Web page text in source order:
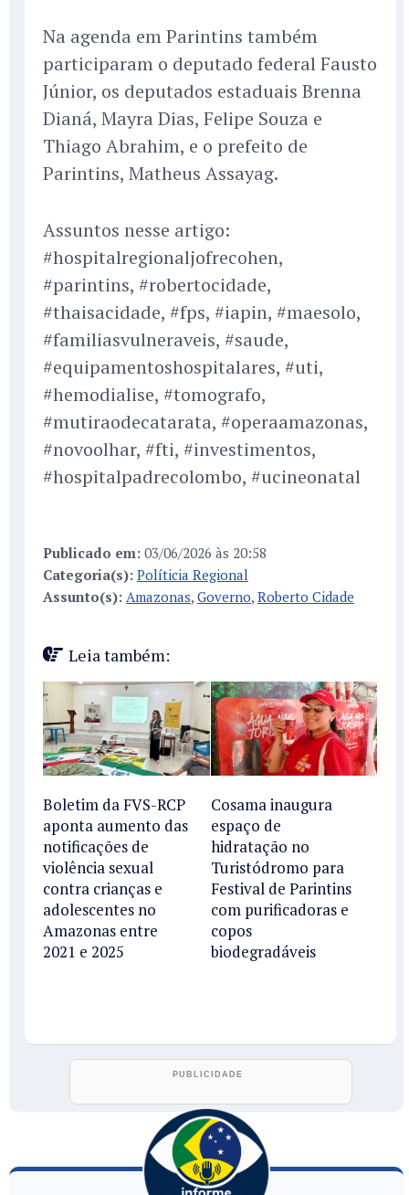
Na agenda em Parintins também
participaram o deputado federal Fausto
Júnior, os deputados estaduais Brenna
Dianá, Mayra Dias, Felipe Souza e
Thiago Abrahim, e o prefeito de
Parintins, Matheus Assayag.
Assuntos nesse artigo:
#hospitalregionaljofrecohen,
#parintins, #robertocidade,
#thaisacidade, #fps, #iapin, #maesolo,
#familiasvulneraveis, #saude,
#equipamentoshospitalares, #uti,
#hemodialise, #tomografo,
#mutiraodecatarata, #operaamazonas,
#novoolhar, #fti, #investimentos,
#hospitalpadrecolombo, #ucineonatal
Publicado em: 03/06/2026 às 20:58
Categoria(s): Políticia Regional
Assunto(s): Amazonas, Governo, Roberto Cidade
Leia também:
Boletim da FVS-RCP
aponta aumento das
notificações de
violência sexual
contra crianças e
adolescentes no
Amazonas entre
2021 e 2025
Cosama inaugura
espaço de
hidratação no
Turistódromo para
Festival de Parintins
com purificadoras e
copos
biodegradáveis